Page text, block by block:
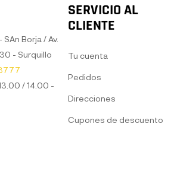
SAn Borja / Av.
- Surquillo
/ 14.00 -
SERVICIO AL
CLIENTE
Tu cuenta
Pedidos
Direcciones
Cupones de descuento